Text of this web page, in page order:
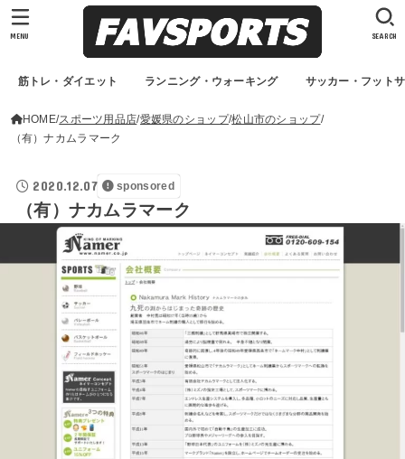
筋トレ・ダイエット ランニング・ウォーキング サッカー・フット
SEARCH
MENU
HOME スポーツ用品店 愛媛県のショップ 松山市のショップ
（有）ナカムラマーク
2020.12.07 sponsored
（有）ナカムラマーク